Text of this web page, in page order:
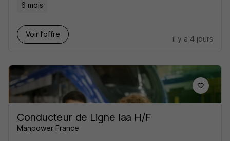
6 mois
Voir l’offre
il y a 4 jours
Conducteur de Ligne Iaa H/F
Manpower France